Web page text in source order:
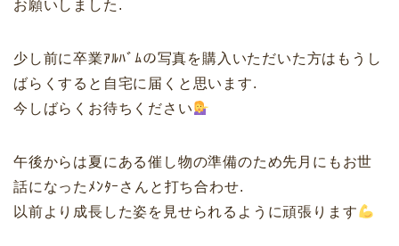
お願いしました.
少し前に卒業ｱﾙﾊﾞﾑの写真を購入いただいた方はもうし
ばらくすると自宅に届くと思います.
今しばらくお待ちください
午後からは夏にある催し物の準備のため先月にもお世
話になったﾒﾝﾀｰさんと打ち合わせ.
以前より成長した姿を見せられるように頑張ります